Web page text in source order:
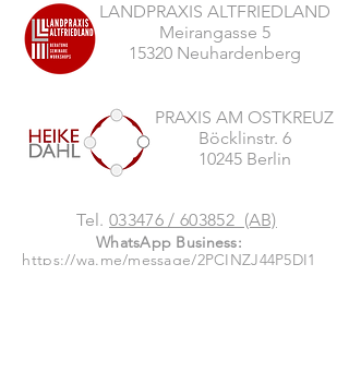
LANDPRAXIS ALTFRIEDLAND
Meirangasse 5
15320 Neuhardenberg
PRAXIS AM OSTKREUZ
Böcklinstr. 6
10245 Berlin
Tel.033476 / 603852 (AB)
WhatsApp Business:
https://wa.me/message/2PCINZJ44P5DI1